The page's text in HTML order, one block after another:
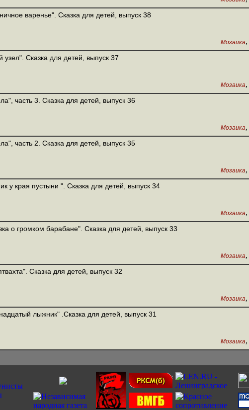
варенье". Сказка для детей, выпуск 38
Мозаика,
узел". Сказка для детей, выпуск 37
Мозаика,
часть 3. Сказка для детей, выпуск 36
Мозаика,
часть 2. Сказка для детей, выпуск 35
Мозаика,
у края пустыни ". Сказка для детей, выпуск 34
Мозаика,
о громком барабане". Сказка для детей, выпуск 33
Мозаика,
Сказка для детей, выпуск 32
Мозаика,
лыжник" .Сказка для детей, выпуск 31
Мозаика,